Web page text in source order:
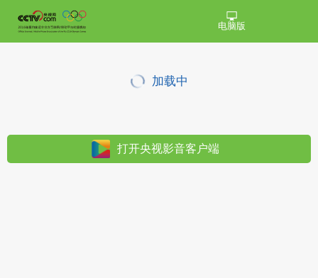
电脑版
加载中
打开央视影音客户端